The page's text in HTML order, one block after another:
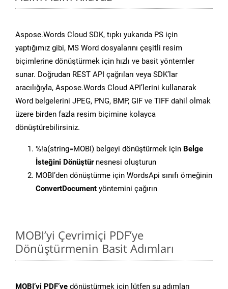
Aspose.Words Cloud SDK, tıpkı yukarıda PS için
yaptığımız gibi, MS Word dosyalarını çeşitli resim
biçimlerine dönüştürmek için hızlı ve basit yöntemler
sunar. Doğrudan REST API çağrıları veya SDK’lar
aracılığıyla, Aspose.Words Cloud API’lerini kullanarak
Word belgelerini JPEG, PNG, BMP, GIF ve TIFF dahil olmak
üzere birden fazla resim biçimine kolayca
dönüştürebilirsiniz.
%!a(string=MOBI) belgeyi dönüştürmek için Belge
İsteğini Dönüştürnesnesi oluşturun
MOBI’den dönüştürme için WordsApi sınıfı örneğinin
ConvertDocument yöntemini çağırın
MOBI’yi Çevrimiçi PDF’ye
Dönüştürmenin Basit Adımları
MOBI’yi PDF’ye dönüştürmek için lütfen şu adımları